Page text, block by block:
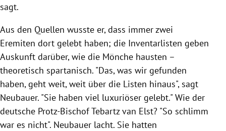
sagt.
Aus den Quellen wusste er, dass immer zwei
Eremiten dort gelebt haben; die Inventarlisten geben
Auskunft darüber, wie die Mönche hausten –
theoretisch spartanisch. "Das, was wir gefunden
haben, geht weit, weit über die Listen hinaus", sagt
Neubauer. "Sie haben viel luxuriöser gelebt." Wie der
deutsche Protz-Bischof Tebartz van Elst? "So schlimm
war es nicht". Neubauer lacht. Sie hatten